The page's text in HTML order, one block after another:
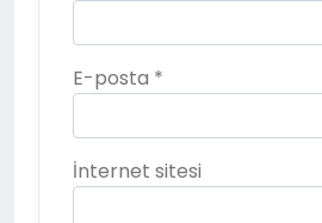
E-posta *
İnternet sitesi